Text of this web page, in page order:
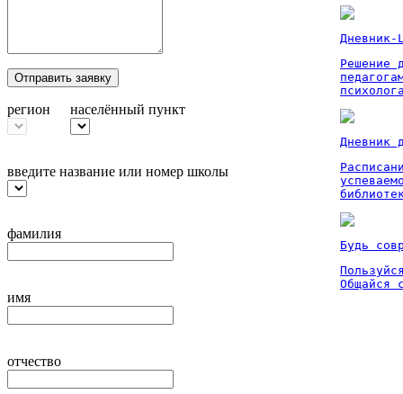
Отправить заявку
регион населённый пункт
введите название или номер школы
фамилия
имя
отчество
Дневник-
Решение
Дневник
Будь
Общайся